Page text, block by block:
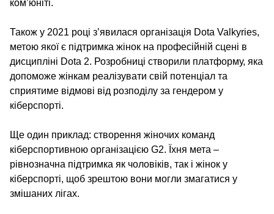
ком’юніті.
Також у 2021 році з’явилася організація Dota Valkyries,
метою якої є підтримка жінок на професійній сцені в
дисципліні Dota 2. Розробниці створили платформу, яка
допоможе жінкам реалізувати свій потенціал та
сприятиме відмові від розподілу за гендером у
кіберспорті.
Ще один приклад: створення жіночих команд
кіберспортивною організацією G2. Їхня мета –
рівнозначна підтримка як чоловіків, так і жінок у
кіберспорті, щоб зрештою вони могли змагатися у
змішаних лігах.